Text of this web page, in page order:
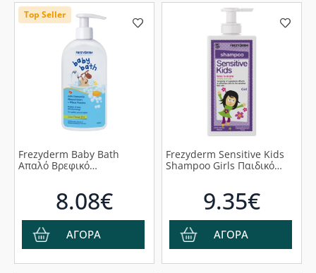
Top Seller
Frezyderm Baby Bath
Απαλό Βρεφικό
8.08€
ΑΓΟΡΑ
Frezyderm Sensitive Kids
Shampoo Girls Παιδικό
9.35€
ΑΓΟΡΑ